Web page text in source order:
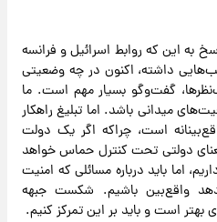
به این که روابط اسرائیل و فرانسه
داشته، اکنون در چه وضعیتی
گفت‌وگو بسیار مهم است. ما
میدانی باشد. اما تبلیغ راهکار
است، چراکه اگر یک دولت
دولتی تحت کنترل حماس خواهد
اما باید درباره مسائلی که امنیت
واقع‌بین باشیم. شکست جبهه
بهتر است و باید بر این تمرکز کنیم.